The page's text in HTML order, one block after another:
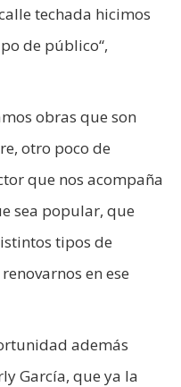
techada hicimos
de público“,
obras que son
otro poco de
que nos acompaña
sea popular, que
tipos de
en ese
además
García, que ya la